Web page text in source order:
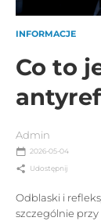
INFORMACJE
Co to
Admin
2026-05-04
Udostępnij
Odblaski i
szczególnie